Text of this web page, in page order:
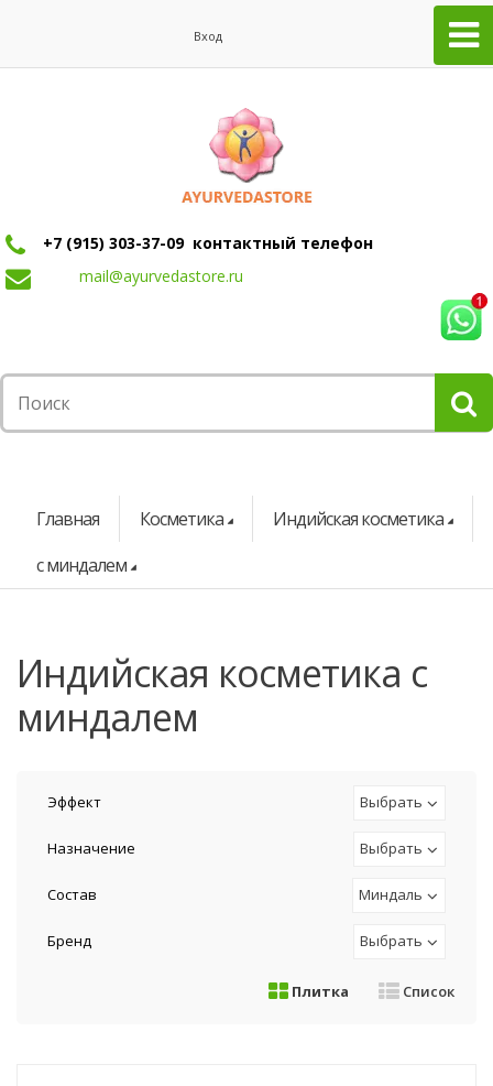
Вход
+7 (915) 303-37-09 контактный телефон
mail@ayurvedastore.ru
Главная Косметика
Индийская косметика
с миндалем
индийская косметика с
миндалем
Эффект Выбрать
Назначение Выбрать
Состав Миндаль
Бренд Выбрать
Плитка Список